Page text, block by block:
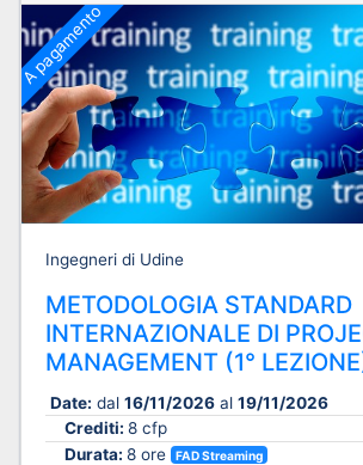
A pagamento
Ingegneri di Udine
METODOLOGIA STANDARD
INTERNAZIONALE DI
MANAGEMENT (1°
Date: dal 16/11/2026 al 19/11/2026
Crediti: 8 cfp
Durata: 8 ore FAD Streaming